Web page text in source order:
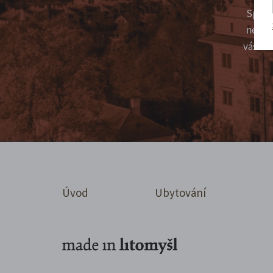
vás
Úvod Ubytování